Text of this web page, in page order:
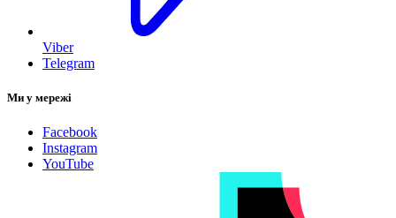
Viber
Telegram
Ми у мережі
Facebook
Instagram
YouTube